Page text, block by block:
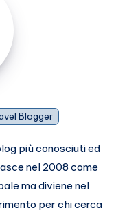
Blogger
più conosciuti ed
nel 2008 come
ma diviene nel
per chi cerca